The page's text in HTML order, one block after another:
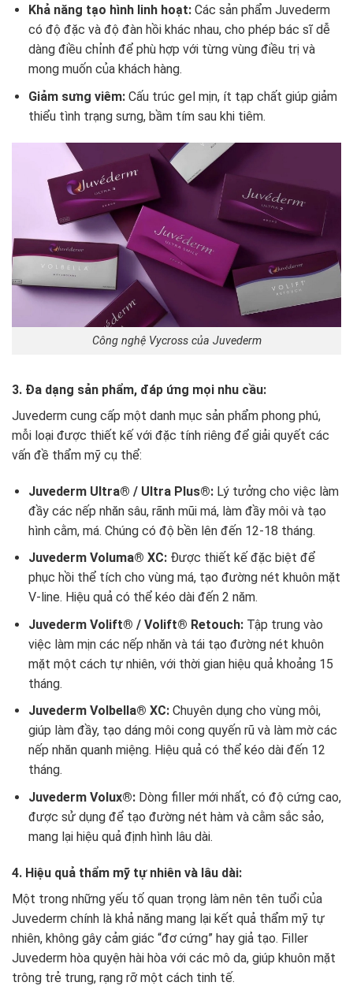
Khả năng tạo hình linh hoạt:Các sản phẩm Juvederm
có độ đặc và độ đàn hồi khác nhau, cho phép bác sĩ dễ
dàng điều chỉnh để phù hợp với từng vùng điều trị và
mong muốn của khách hàng.
Giảm sưng viêm:Cấu trúc gel mịn, ít tạp chất giúp giảm
thiểu tình trạng sưng, bầm tím sau khi tiêm.
Công nghệ Vycross của Juvederm
3. Đa dạng sản phẩm, đáp ứng mọi nhu cầu:
Juvederm cung cấp một danh mục sản phẩm phong phú,
mỗi loại được thiết kế với đặc tính riêng để giải quyết các
vấn đề thẩm mỹ cụ thể:
Juvederm Ultra® / Ultra Plus®:Lý tưởng cho việc làm
đầy các nếp nhăn sâu, rãnh mũi má, làm đầy môi và tạo
hình cằm, má. Chúng có độ bền lên đến 12-18 tháng.
Juvederm Voluma® XC:Được thiết kế đặc biệt để
phục hồi thể tích cho vùng má, tạo đường nét khuôn mặt
V-line. Hiệu quả có thể kéo dài đến 2 năm.
Juvederm Volift® / Volift® Retouch:Tập trung vào
việc làm mịn các nếp nhăn và tái tạo đường nét khuôn
mặt một cách tự nhiên, với thời gian hiệu quả khoảng 15
tháng.
Juvederm Volbella® XC:Chuyên dụng cho vùng môi,
giúp làm đầy, tạo dáng môi cong quyến rũ và làm mờ các
nếp nhăn quanh miệng. Hiệu quả có thể kéo dài đến 12
tháng.
Juvederm Volux®:Dòng filler mới nhất, có độ cứng cao,
được sử dụng để tạo đường nét hàm và cằm sắc sảo,
mang lại hiệu quả định hình lâu dài.
4. Hiệu quả thẩm mỹ tự nhiên và lâu dài:
Một trong những yếu tố quan trọng làm nên tên tuổi của
Juvederm chính là khả năng mang lại kết quả thẩm mỹ tự
nhiên, không gây cảm giác “đơ cứng” hay giả tạo. Filler
Juvederm hòa quyện hài hòa với các mô da, giúp khuôn mặt
trông trẻ trung, rạng rỡ một cách tinh tế.